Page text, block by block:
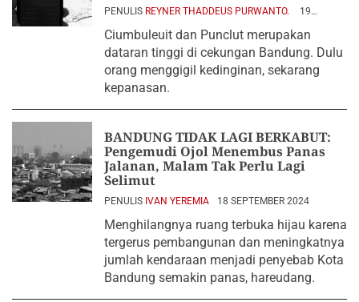
PENULIS REYNER THADDEUS PURWANTO.
19
Ciumbuleuit dan Punclut merupakan
dataran tinggi di cekungan Bandung. Dulu
orang menggigil kedinginan, sekarang
kepanasan.
BANDUNG TIDAK LAGI BERKABUT:
Pengemudi Ojol Menembus Panas
Jalanan, Malam Tak Perlu Lagi
Selimut
PENULIS IVAN YEREMIA 18 SEPTEMBER 2024
Menghilangnya ruang terbuka hijau karena
tergerus pembangunan dan meningkatnya
jumlah kendaraan menjadi penyebab Kota
Bandung semakin panas, hareudang.